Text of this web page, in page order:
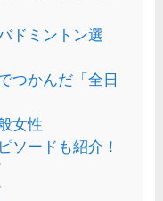
ドミントン選
つかんだ「全日
女性
ソードも紹介！